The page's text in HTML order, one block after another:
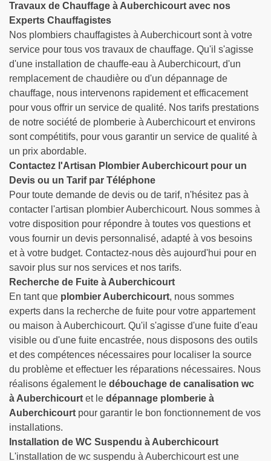
Travaux de Chauffage à Auberchicourt avec nos
Experts Chauffagistes
Nos plombiers chauffagistes à Auberchicourt sont à votre
service pour tous vos travaux de chauffage. Qu'il s'agisse
d'une installation de chauffe-eau à Auberchicourt, d'un
remplacement de chaudière ou d'un dépannage de
chauffage, nous intervenons rapidement et efficacement
pour vous offrir un service de qualité. Nos tarifs prestations
de notre société de plomberie à Auberchicourt et environs
sont compétitifs, pour vous garantir un service de qualité à
un prix abordable.
Contactez l'Artisan Plombier Auberchicourt pour un
Devis ou un Tarif par Téléphone
Pour toute demande de devis ou de tarif, n'hésitez pas à
contacter l'artisan plombier Auberchicourt. Nous sommes à
votre disposition pour répondre à toutes vos questions et
vous fournir un devis personnalisé, adapté à vos besoins
et à votre budget. Contactez-nous dès aujourd'hui pour en
savoir plus sur nos services et nos tarifs.
Recherche de Fuite à Auberchicourt
En tant que plombier Auberchicourt, nous sommes
experts dans la recherche de fuite pour votre appartement
ou maison à Auberchicourt. Qu'il s'agisse d'une fuite d'eau
visible ou d'une fuite encastrée, nous disposons des outils
et des compétences nécessaires pour localiser la source
du problème et effectuer les réparations nécessaires. Nous
réalisons également le débouchage de canalisation wc
à Auberchicourt et le dépannage plomberie à
Auberchicourt pour garantir le bon fonctionnement de vos
installations.
Installation de WC Suspendu à Auberchicourt
L'installation de wc suspendu à Auberchicourt est une